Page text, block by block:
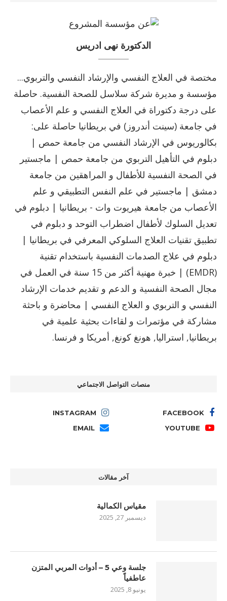
الدكتورة نهى ادريس
مختصة في العلاج النفسي والإرشاد النفسي والتربوي...
مؤسسة و مديرة شركة سلاسل للصحة النفسية. حاصلة
على درجة دكتوراة في العلاج النفسي و علم الأعصاب
في جامعة (سينت أندروز) في بريطانيا حاصلة على:
بكالوريوس في الإرشاد النفسي من جامعة حمص |
دبلوم في التأهيل التربوي من جامعة حمص | ماجستير
في الصحة النفسية للأطفال و المراهقين من جامعة
دمشق | ماجستير في علم النفس التطبيقي و علم
الأعصاب من جامعة هيريوت وات - بريطانيا | دبلوم في
تعديل السلوك لأطفال اضطراب التوحد و دبلوم في
تطبيق تقنيات العلاج السلوكي المعرفي في بريطانيا |
دبلوم في علاج الصدمات النفسية باستخدام تقنية
(EMDR) | خبرة مهنية أكثر من 15 سنة في العمل في
مجال الصحة النفسية و الدعم و تقديم خدمات الإرشاد
النفسي و التربوي و العلاج النفسي | محاضرة و باحثة
مشاركة في مؤتمرات و لقاءات بحثية علمية في
بريطانيا, استراليا, هونغ كونغ, أمريكا و فرنسا.
منصات التواصل الاجتماعي
FACEBOOK
INSTAGRAM
YOUTUBE
EMAIL
آخر مقالات
مقياس الكمالية
ديسمبر 27, 2025
جلسة وعي 5 – أدوات المربي المتزن
عاطفياً
يونيو 8, 2025